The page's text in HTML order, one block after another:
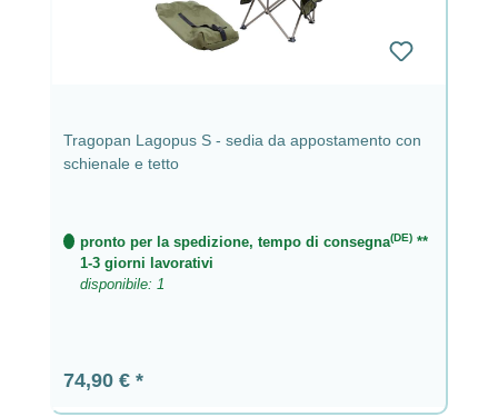
Tragopan Lagopus S - sedia da appostamento con
schienale e tetto
pronto per la spedizione, tempo di consegna(DE) **
1-3 giorni lavorativi
disponibile: 1
Prezzo normale:
74,90 €